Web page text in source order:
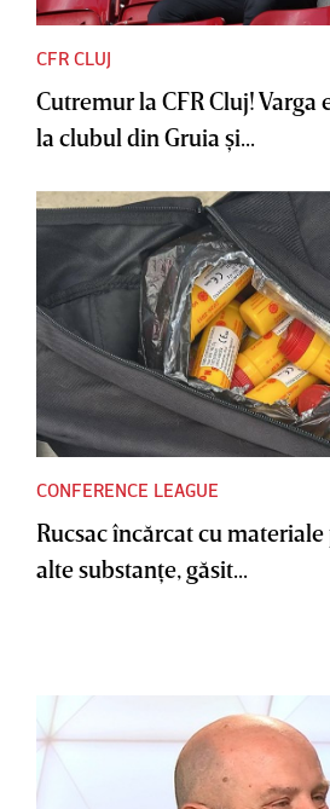
CFR CLUJ
Cutremur la CFR Cluj! Varga
la clubul din Gruia şi...
CONFERENCE LEAGUE
Rucsac încărcat cu
alte substanţe, găsit...